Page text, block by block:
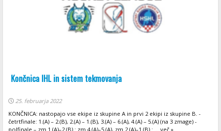
Končnica IHL in sistem tekmovanja
25. februarja 2022
KONČNICA: nastopajo vse ekipe iz skupine A in prvi 2 ekipi iz skupine B. -
četrtfinale: 1.(A) – 2.(B), 2.(A) – 1.(B), 3.(A) – 6.(A), 4.(A) – 5.(A) (na 3 zmage) -
polfinale – zm 1.(A)–2.(B) : zm 4.(A)–5.(A), zm 2.(A)–1.(B) : ... več »